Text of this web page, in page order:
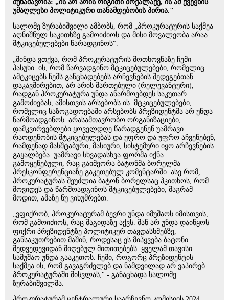
მუხაშავრია: „ის არ არის რიგითი მოქალაქე, ის ამ ქვეყნის
უმაღლესი პოლიტიკური თანამდებობის პირია."
სალომე ზურაბიშვილი ამბობს, რომ „პროკურატურის საქმეა
აღნიშნულ საკითხზე გამოიძიოს და მისი მოვალეობა არაა
მტკიცებულებები წარადგინოს".
„მინდა ვთქვა, რომ პროკურატურის მოთხოვნაზე ჩემი
პასუხი: ის, რომ წარვადგინო მტკიცებულებები, რომელიც
ამტკიცებს ჩემს განცხადებებს არჩევნების შედეგებთან
დაკავშირებით, არ არის მართებული (რელევანტური),
რადგან პროკურატურა უნდა აწარმოებდეს საკუთარ
გამოძიებას, ამისთვის არსებობს ის. მტკიცებულებები,
რომელიც საზოგადოებაში არსებობს პრეზიდენტმა არ უნდა
წარმოადგინოს. არასამთავრობო ორგანიზაციები,
დამკვირვებლები ყოველდღე წარადგენენ უამრავი
რაოდენობის მტკიცებულებას და უფრო და უფრო აჩვენებენ,
რამდენად მასშტაბური, მასიური, სისტემური იყო არჩევნების
გაყალბება. უამრავი სხვადასხვა ფორმა იქნა
გამოყენებული, რაც გაიმეორა ბატონმა ბორელმა
პრესკონფერენციაზე გაკეთებულ კომენტარში. ასე რომ,
პროკურატურას შეუძლია ბატონ ბორელსაც ჰკითხოს, რომ
მოვიდეს და წარმოადგინოს მტკიცებულებები, მაგრამ
მოდით, ამაზე ნუ ვიხუმრებთ.
„ვფიქრობ, პროკურატურამ ბევრი უნდა იმუშაოს იმისთვის,
რომ გამოიძიოს, რაც მაგიდაზე აქვს. მან არ უნდა დაიწყოს
ფიქრი პრეზიდენტზე პოლიტიკურ თავდასხმებზე,
განსაკუთრებით მაშინ, როდესაც ეს მიჰყვება ბატონი
მედვედევიდან მიღებულ მითითებებს. ყველამ თავისი
სამუშაო უნდა გააკეთოს. ჩემი, როგორც პრეზიდენტის
საქმეა ის, რომ გავაგრძელებ და ნამდვილად არ ვაპირებ
პროკურატურაში მისვლას," - განაცხადა სალომე
ზურაბიშვილმა.